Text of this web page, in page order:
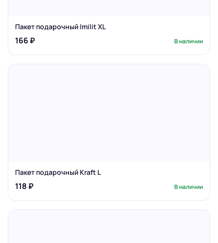
Пакет подарочный Imilit XL
166 ₽ В наличии
Пакет подарочный Kraft L
118 ₽ В наличии